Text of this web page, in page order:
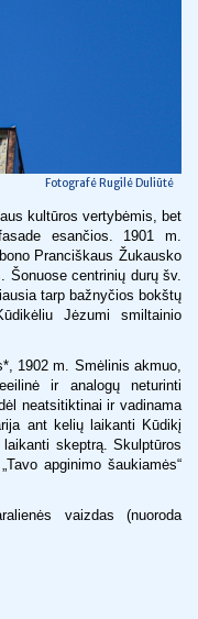
Fotografė Rugilė Duliūtė
kultūros vertybėmis, bet
esančios. 1901 m.
Pranciškaus Žukausko
Šonuose centrinių durų šv.
tarp bažnyčios bokštų
Jėzumi smiltainio
1902 m. Smėlinis akmuo,
ir analogų neturinti
neatsitiktinai ir vadinama
ant kelių laikanti Kūdikį
skeptrą. Skulptūros
apginimo šaukiamės“
vaizdas (nuoroda